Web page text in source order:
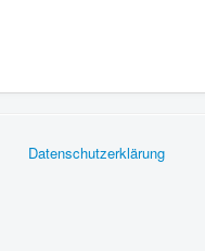
Datenschutzerklärung